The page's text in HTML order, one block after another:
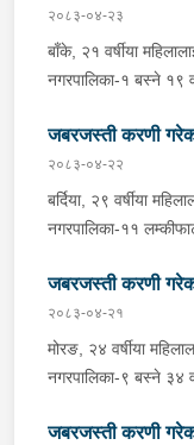
२०८३-०४-२३
बाँके, २१ वर्षीया
नगरपालिका-१ बस्ने १९
उजुरीको आधारमा इलाका
उनलाई बैजनाथ
प्रहरीले आवश्यक
जबरजस्ती करणी
२०८३-०४-२२
बर्दिया, २९ वर्षीया
नगरपालिका-११
करणी गरेको भन्ने उजुरीको
प्रहरीले उनलाई पक्राउ
करणी गरेको अभियोगमा
रूपलाल खुनालाई
कार्यालय कोहलपुरबाट
जबरजस्ती करणी
२०८३-०४-२१
मोरङ, २४ वर्षीया
नगरपालिका-९ बस्ने ३४
करणी गरेको भन्ने
जबरजस्ती करणी